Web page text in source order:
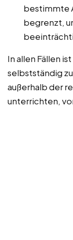
bestimmte
begrenzt,
In allen Fällen
selbstständig
außerhalb der
unterrichten,